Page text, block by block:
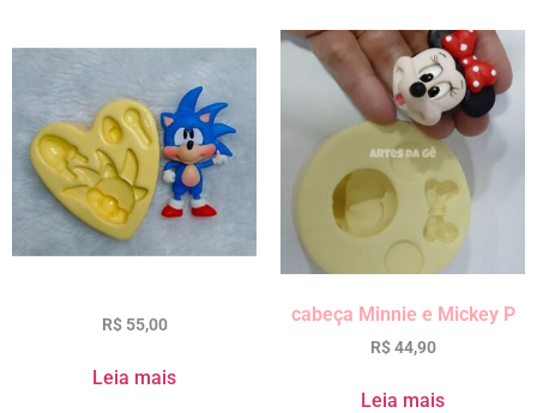
R$55,00
Leia mais
cabeça Minnie e Mickey P
R$44,90
Leia mais